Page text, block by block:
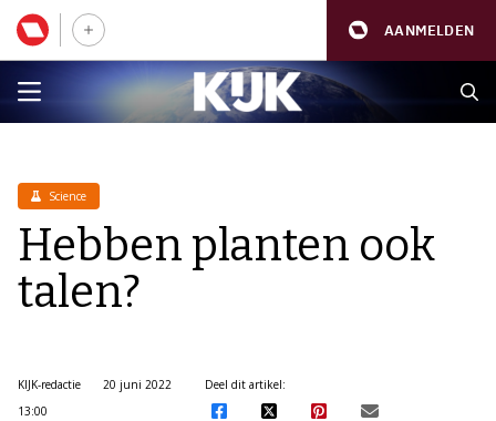
AANMELDEN
Science
Hebben planten ook
talen?
KIJK-redactie
20 juni 2022
13:00
Deel dit artikel: